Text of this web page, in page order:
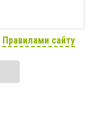
Правилами сайту